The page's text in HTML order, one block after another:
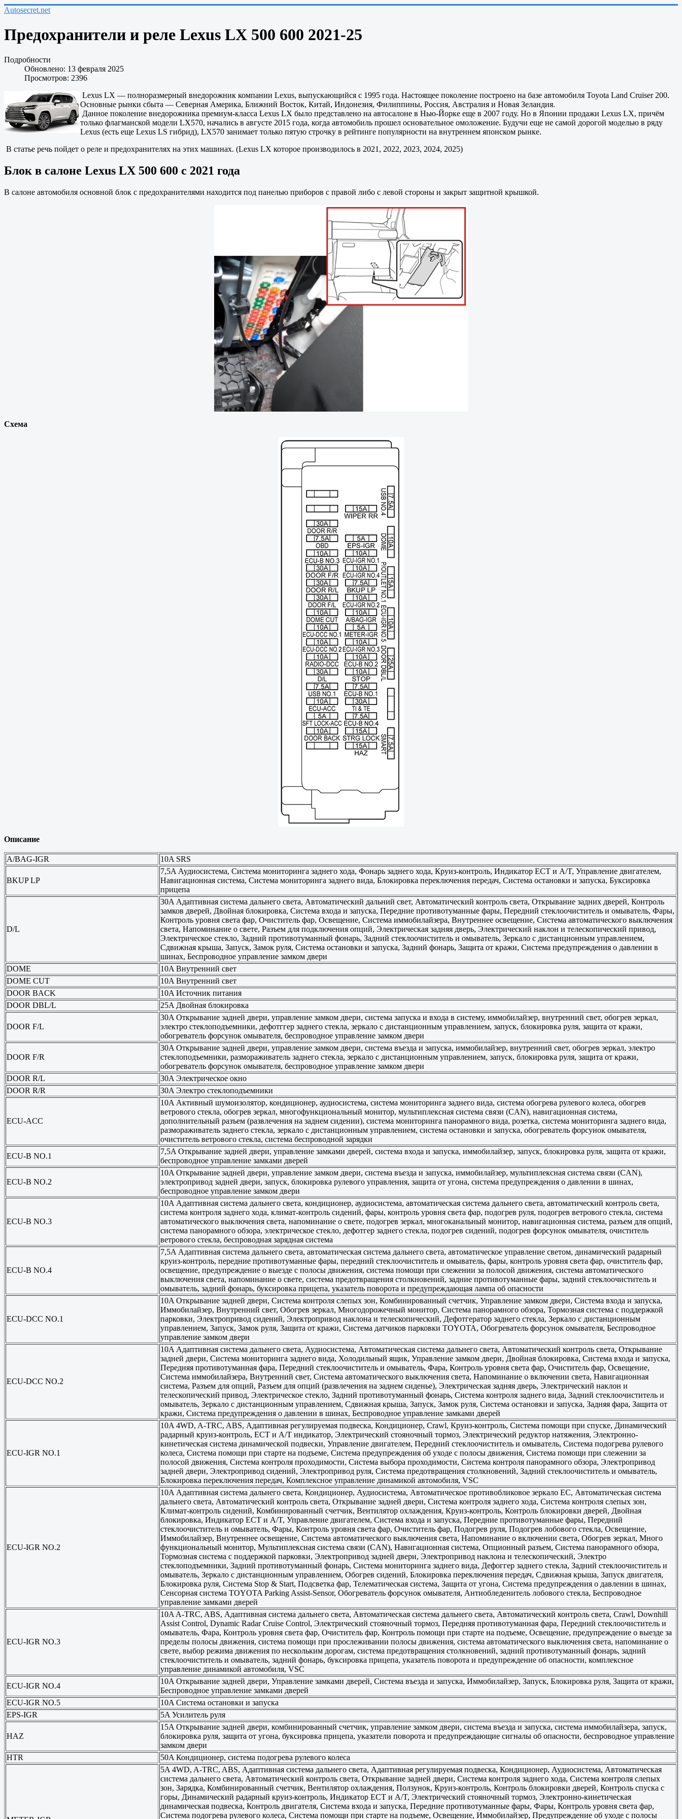
Autosecret.net
Предохранители и реле Lexus LX 500 600 2021-25
Подробности
Обновлено: 13 февраля 2025
Просмотров: 2396
Lexus LX — полноразмерный внедорожник компании Lexus, выпускающийся с 1995 года. Настоящее поколение построено на базе автомобиля Toyota Land Cruiser 200.
Основные рынки сбыта — Северная Америка, Ближний Восток, Китай, Индонезия, Филиппины, Россия, Австралия и Новая Зеландия.
Данное поколение внедорожника премиум-класса Lexus LX было представлено на автосалоне в Нью-Йорке еще в 2007 году. Но в Японии продажи Lexus LX, причём
только флагманской модели LX570, начались в августе 2015 года, когда автомобиль прошел основательное омоложение. Будучи еще не самой дорогой моделью в ряду
Lexus (есть еще Lexus LS гибрид), LX570 занимает только пятую строчку в рейтинге популярности на внутреннем японском рынке.
В статье речь пойдет о реле и предохранителях на этих машинах. (Lexus LX которое производилось в 2021, 2022, 2023, 2024, 2025)
Блок в салоне Lexus LX 500 600 с 2021 года
В салоне автомобиля основной блок с предохранителями находится под панелью приборов с правой либо с левой стороны и закрыт защитной крышкой.
Схема
Описание
A/BAG-IGR 10A SRS
BKUP LP
7,5A Аудиосистема, Система мониторинга заднего хода, Фонарь заднего хода, Круиз-контроль, Индикатор ECT и A/T, Управление двигателем,
Навигационная система, Система мониторинга заднего вида, Блокировка переключения передач, Система остановки и запуска, Буксировка
прицепа
D/L
30A Адаптивная система дальнего света, Автоматический дальний свет, Автоматический контроль света, Открывание задних дверей, Контроль
замков дверей, Двойная блокировка, Система входа и запуска, Передние противотуманные фары, Передний стеклоочиститель и омыватель, Фары,
Контроль уровня света фар, Очиститель фар, Освещение, Система иммобилайзера, Внутреннее освещение, Система автоматического выключения
света, Напоминание о свете, Разъем для подключения опций, Электрическая задняя дверь, Электрический наклон и телескопический привод,
Электрическое стекло, Задний противотуманный фонарь, Задний стеклоочиститель и омыватель, Зеркало с дистанционным управлением,
Сдвижная крыша, Запуск, Замок руля, Система остановки и запуска, Задний фонарь, Защита от кражи, Система предупреждения о давлении в
шинах, Беспроводное управление замком двери
DOME
10A Внутренний свет
DOME CUT
10A Внутренний свет
DOOR BACK
10A Источник питания
DOOR DBL/L
25A Двойная блокировка
DOOR F/L
30A Открывание задней двери, управление замком двери, система запуска и входа в систему, иммобилайзер, внутренний свет, обогрев зеркал,
электро стеклоподъемники, дефотггер заднего стекла, зеркало с дистанционным управлением, запуск, блокировка руля, защита от кражи,
обогреватель форсунок омывателя, беспроводное управление замком двери
DOOR F/R
30A Открывание задней двери, управление замком двери, система въезда и запуска, иммобилайзер, внутренний свет, обогрев зеркал, электро
стеклоподъемники, размораживатель заднего стекла, зеркало с дистанционным управлением, запуск, блокировка руля, защита от кражи,
обогреватель форсунок омывателя, беспроводное управление замком двери
DOOR R/L
30A Электрическое окно
DOOR R/R
30A Электро стеклоподъемники
ECU-ACC
10A Активный шумоизолятор, кондиционер, аудиосистема, система мониторинга заднего вида, система обогрева рулевого колеса, обогрев
ветрового стекла, обогрев зеркал, многофункциональный монитор, мультиплексная система связи (CAN), навигационная система,
дополнительный разъем (развлечения на заднем сидении), система мониторинга панорамного вида, розетка, система мониторинга заднего вида,
размораживатель заднего стекла, зеркало с дистанционным управлением, система остановки и запуска, обогреватель форсунок омывателя,
очиститель ветрового стекла, система беспроводной зарядки
ECU-B NO.1
7,5A Открывание задней двери, управление замками дверей, система входа и запуска, иммобилайзер, запуск, блокировка руля, защита от кражи,
беспроводное управление замками дверей
ECU-B NO.2
10A Открывание задней двери, управление замком двери, система въезда и запуска, иммобилайзер, мультиплексная система связи (CAN),
электропривод задней двери, запуск, блокировка рулевого управления, защита от угона, система предупреждения о давлении в шинах,
беспроводное управление замком двери
ECU-B NO.3
10A Адаптивная система дальнего света, кондиционер, аудиосистема, автоматическая система дальнего света, автоматический контроль света,
система контроля заднего хода, климат-контроль сидений, фары, контроль уровня света фар, подогрев руля, подогрев ветрового стекла, система
автоматического выключения света, напоминание о свете, подогрев зеркал, многоканальный монитор, навигационная система, разъем для опций,
система панорамного обзора, электрическое стекло, дефотгер заднего стекла, подогрев сидений, подогрев форсунок омывателя, очиститель
ветрового стекла, беспроводная зарядная система
ECU-B NO.4
7,5A Адаптивная система дальнего света, автоматическая система дальнего света, автоматическое управление светом, динамический радарный
круиз-контроль, передние противотуманные фары, передний стеклоочиститель и омыватель, фары, контроль уровня света фар, очиститель фар,
освещение, предупреждение о выезде с полосы движения, система помощи при слежении за полосой движения, система автоматического
выключения света, напоминание о свете, система предотвращения столкновений, задние противотуманные фары, задний стеклоочиститель и
омыватель, задний фонарь, буксировка прицепа, указатель поворота и предупреждающая лампа об опасности
ECU-DCC NO.1
10A Открывание задней двери, Система контроля слепых зон, Комбинированный счетчик, Управление замком двери, Система входа и запуска,
Иммобилайзер, Внутренний свет, Обогрев зеркал, Многодорожечный монитор, Система панорамного обзора, Тормозная система с поддержкой
парковки, Электропривод сидений, Электропривод наклона и телескопический, Дефотгератор заднего стекла, Зеркало с дистанционным
управлением, Запуск, Замок руля, Защита от кражи, Система датчиков парковки TOYOTA, Обогреватель форсунок омывателя, Беспроводное
управление замком двери
ECU-DCC NO.2
10A Адаптивная система дальнего света, Аудиосистема, Автоматическая система дальнего света, Автоматический контроль света, Открывание
задней двери, Система мониторинга заднего вида, Холодильный ящик, Управление замком двери, Двойная блокировка, Система входа и запуска,
Передняя противотуманная фара, Передний стеклоочиститель и омыватель, Фара, Контроль уровня света фар, Очиститель фар, Освещение,
Система иммобилайзера, Внутренний свет, Система автоматического выключения света, Напоминание о включении света, Навигационная
система, Разъем для опций, Разъем для опций (развлечения на заднем сиденье), Электрическая задняя дверь, Электрический наклон и
телескопический привод, Электрическое стекло, Задний противотуманный фонарь, Система контроля заднего вида, Задний стеклоочиститель и
омыватель, Зеркало с дистанционным управлением, Сдвижная крыша, Запуск, Замок руля, Система остановки и запуска, Задняя фара, Защита от
кражи, Система предупреждения о давлении в шинах, Беспроводное управление замками дверей
ECU-IGR NO.1
10A 4WD, A-TRC, ABS, Адаптивная регулируемая подвеска, Кондиционер, Crawl, Круиз-контроль, Система помощи при спуске, Динамический
радарный круиз-контроль, ECT и A/T индикатор, Электрический стояночный тормоз, Электрический редуктор натяжения, Электронно-
кинетическая система динамической подвески, Управление двигателем, Передний стеклоочиститель и омыватель, Система подогрева рулевого
колеса, Система помощи при старте на подъеме, Система предупреждения об уходе с полосы движения, Система помощи при слежении за
полосой движения, Система контроля проходимости, Система выбора проходимости, Система контроля панорамного обзора, Электропривод
задней двери, Электропривод сидений, Электропривод руля, Система предотвращения столкновений, Задний стеклоочиститель и омыватель,
Блокировка переключения передач, Комплексное управление динамикой автомобиля, VSC
ECU-IGR NO.2
10A Адаптивная система дальнего света, Кондиционер, Аудиосистема, Автоматическое противобликовое зеркало EC, Автоматическая система
дальнего света, Автоматический контроль света, Открывание задней двери, Система контроля заднего хода, Система контроля слепых зон,
Климат-контроль сидений, Комбинированный счетчик, Вентилятор охлаждения, Круиз-контроль, Контроль блокировки дверей, Двойная
блокировка, Индикатор ECT и A/T, Управление двигателем, Система входа и запуска, Передние противотуманные фары, Передний
стеклоочиститель и омыватель, Фары, Контроль уровня света фар, Очиститель фар, Подогрев руля, Подогрев лобового стекла, Освещение,
Иммобилайзер, Внутреннее освещение, Система автоматического выключения света, Напоминание о включении света, Обогрев зеркал, Много
функциональный монитор, Мультиплексная система связи (CAN), Навигационная система, Опционный разъем, Система панорамного обзора,
Тормозная система с поддержкой парковки, Электропривод задней двери, Электропривод наклона и телескопический, Электро
стеклоподъемники, Задний противотуманный фонарь, Система мониторинга заднего вида, Дефоггер заднего стекла, Задний стеклоочиститель и
омыватель, Зеркало с дистанционным управлением, Обогрев сидений, Блокировка переключения передач, Сдвижная крыша, Запуск двигателя,
Блокировка руля, Система Stop & Start, Подсветка фар, Телематическая система, Защита от угона, Система предупреждения о давлении в шинах,
Сенсорная система TOYOTA Parking Assist-Sensor, Обогреватель форсунок омывателя, Антиобледенитель лобового стекла, Беспроводное
управление замками дверей
ECU-IGR NO.3
10A A-TRC, ABS, Адаптивная система дальнего света, Автоматическая система дальнего света, Автоматический контроль света, Crawl, Downhill
Assist Control, Dynamic Radar Cruise Control, Электрический стояночный тормоз, Передняя противотуманная фара, Передний стеклоочиститель и
омыватель, Фара, Контроль уровня света фар, Очиститель фар, Контроль помощи при старте на подъеме, Освещение, предупреждение о выезде за
пределы полосы движения, система помощи при прослеживании полосы движения, система автоматического выключения света, напоминание о
свете, выбор режима движения по нескольким дорогам, система предотвращения столкновений, задний противотуманный фонарь, задний
стеклоочиститель и омыватель, задний фонарь, буксировка прицепа, указатель поворота и предупреждение об опасности, комплексное
управление динамикой автомобиля, VSC
ECU-IGR NO.4
10A Открывание задней двери, Управление замками дверей, Система въезда и запуска, Иммобилайзер, Запуск, Блокировка руля, Защита от кражи,
Беспроводное управление замками дверей
ECU-IGR NO.5
10A Система остановки и запуска
EPS-IGR
5A Усилитель руля
HAZ
15A Открывание задней двери, комбинированный счетчик, управление замком двери, система въезда и запуска, система иммобилайзера, запуск,
блокировка руля, защита от угона, буксировка прицепа, указатели поворота и предупреждающие сигналы об опасности, беспроводное управление
замком двери
HTR
50A Кондиционер, система подогрева рулевого колеса
5A 4WD, A-TRC, ABS, Адаптивная система дальнего света, Адаптивная регулируемая подвеска, Кондиционер, Аудиосистема, Автоматическая
система дальнего света, Автоматический контроль света, Открывание задней двери, Система контроля заднего хода, Система контроля слепых
зон, Зарядка, Комбинированный счетчик, Вентилятор охлаждения, Ползунок, Круиз-контроль, Контроль блокировки дверей, Контроль спуска с
горы, Динамический радарный круиз-контроль, Индикатор ECT и A/T, Электрический стояночный тормоз, Электронно-кинетическая
динамическая подвеска, Контроль двигателя, Система входа и запуска, Передние противотуманные фары, Фары, Контроль уровня света фар,
Система подогрева рулевого колеса, Система помощи при старте на подъеме, Освещение, Иммобилайзер, Предупреждение об уходе с полосы